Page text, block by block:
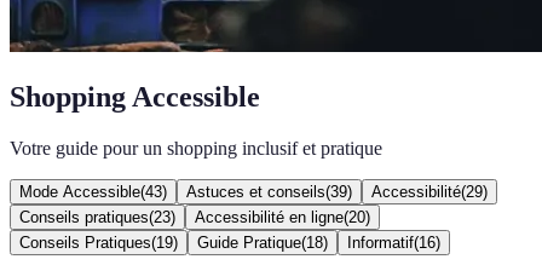
Shopping Accessible
Votre guide pour un shopping inclusif et pratique
Mode Accessible(43) Astuces et conseils(39) Accessibilité(29)
Conseils pratiques(23) Accessibilité en ligne(20)
Conseils Pratiques(19) Guide Pratique(18) Informatif(16)